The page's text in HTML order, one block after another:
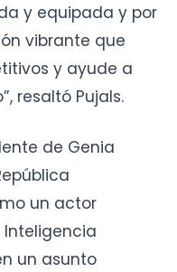
y equipada y por
vibrante que
y ayude a
resaltó Pujals.
de Genia
un actor
un asunto